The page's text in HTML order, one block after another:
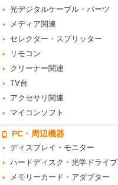
光デジタルケーブル・パーツ
メディア関連
セレクター・スプリッター
リモコン
クリーナー関連
TV台
アクセサリ関連
マイコンソフト
PC・周辺機器
ディスプレイ・モニター
ハードディスク・光学ドライブ
メモリーカード・アダプター